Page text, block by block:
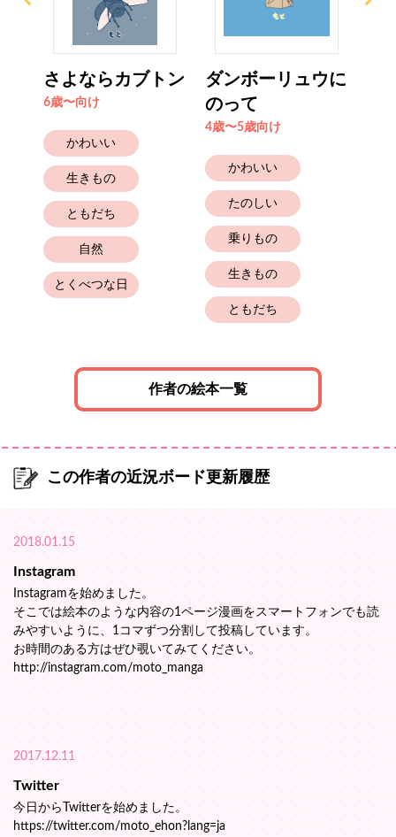
さよならカブトン
6歳〜向け
かわいい
生きもの
ともだち
自然
とくべつな日
ダンボーリュウに
のって
4歳〜5歳向け
かわいい
たのしい
乗りもの
生きもの
ともだち
作者の絵本一覧
この作者の近況ボード更新履歴
2018.01.15
Instagram
Instagramを始めました。
そこでは絵本のような内容の1ページ漫画をスマートフォンでも読
みやすいように、1コマずつ分割して投稿しています。
お時間のある方はぜひ覗いてみてください。
http://instagram.com/moto_manga
2017.12.11
Twitter
今日からTwitterを始めました。
https://twitter.com/moto_ehon?lang=ja